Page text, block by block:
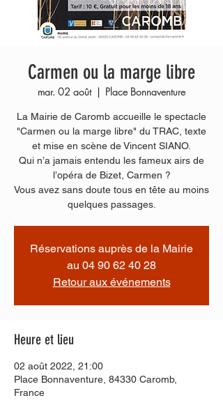
Carmen ou la marge libre
mar. 02 août
  |
Place Bonnaventure
La Mairie de Caromb accueille le spectacle
"Carmen ou la marge libre" du TRAC, texte
et mise en scène de Vincent SIANO.
Qui n’a jamais entendu les fameux airs de
l’opéra de Bizet, Carmen ?
Vous avez sans doute tous en tête au moins
quelques passages.
Réservations auprès de la Mairie
au 04 90 62 40 28
Retour aux événements
Heure et lieu
02 août 2022, 21:00
Place Bonnaventure, 84330 Caromb,
France